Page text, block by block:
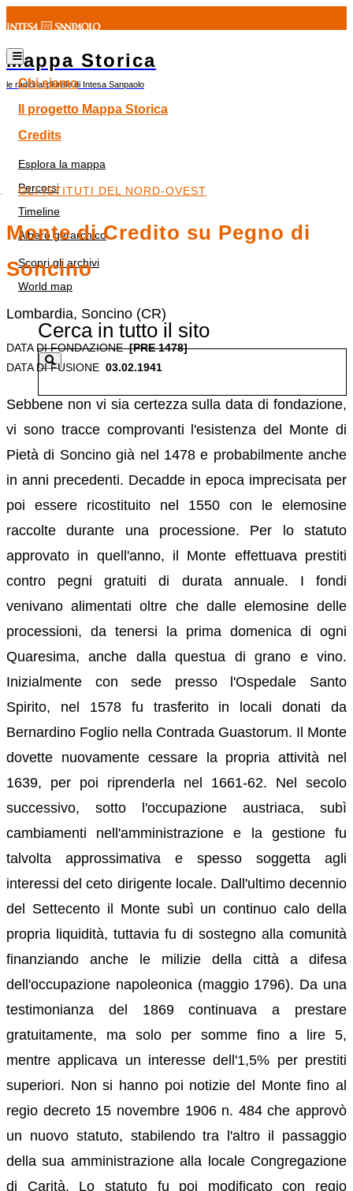
Mappa Storica
le radici al plurale di Intesa Sanpaolo
Chi siamo
Il progetto Mappa Storica
Credits
Esplora la mappa
Percorsi
Timeline
Albero gerarchico
Scopri gli archivi
World map
Cerca in tutto il sito
GLI ISTITUTI DEL NORD-OVEST
Monte di Credito su Pegno di
Soncino
Lombardia, Soncino (CR)
DATA DI FONDAZIONE [PRE 1478]
DATA DI FUSIONE 03.02.1941
Sebbene non vi sia certezza sulla data di fondazione,
vi sono tracce comprovanti l'esistenza del Monte di
Pietà di Soncino già nel 1478 e probabilmente anche
in anni precedenti. Decadde in epoca imprecisata per
poi essere ricostituito nel 1550 con le elemosine
raccolte durante una processione. Per lo statuto
approvato in quell'anno, il Monte effettuava prestiti
contro pegni gratuiti di durata annuale. I fondi
venivano alimentati oltre che dalle elemosine delle
processioni, da tenersi la prima domenica di ogni
Quaresima, anche dalla questua di grano e vino.
Inizialmente con sede presso l'Ospedale Santo
Spirito, nel 1578 fu trasferito in locali donati da
Bernardino Foglio nella Contrada Guastorum. Il Monte
dovette nuovamente cessare la propria attività nel
1639, per poi riprenderla nel 1661-62. Nel secolo
successivo, sotto l'occupazione austriaca, subì
cambiamenti nell'amministrazione e la gestione fu
talvolta approssimativa e spesso soggetta agli
interessi del ceto dirigente locale. Dall'ultimo decennio
del Settecento il Monte subì un continuo calo della
propria liquidità, tuttavia fu di sostegno alla comunità
finanziando anche le milizie della città a difesa
dell'occupazione napoleonica (maggio 1796). Da una
testimonianza del 1869 continuava a prestare
gratuitamente, ma solo per somme fino a lire 5,
mentre applicava un interesse dell'1,5% per prestiti
superiori. Non si hanno poi notizie del Monte fino al
regio decreto 15 novembre 1906 n. 484 che approvò
un nuovo statuto, stabilendo tra l'altro il passaggio
della sua amministrazione alla locale Congregazione
di Carità. Lo statuto fu poi modificato con regio